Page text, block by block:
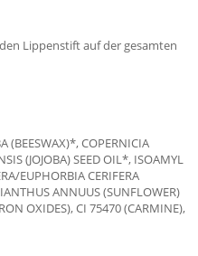
Lippenstift auf der gesamten
(BEESWAX)*, COPERNICIA
(JOJOBA) SEED OIL*, ISOAMYL
EUPHORBIA CERIFERA
ANNUUS (SUNFLOWER)
OXIDES), CI 75470 (CARMINE),